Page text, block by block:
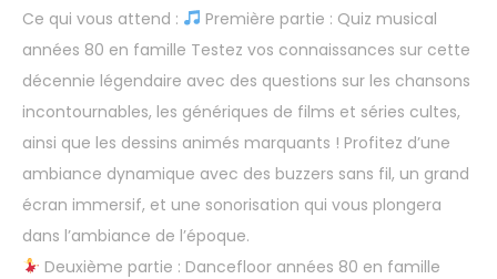
Ce qui vous attend :
Première partie : Quiz musical
années 80 en famille Testez vos connaissances sur cette
décennie légendaire avec des questions sur les chansons
incontournables, les génériques de films et séries cultes,
ainsi que les dessins animés marquants ! Profitez d’une
ambiance dynamique avec des buzzers sans fil, un grand
écran immersif, et une sonorisation qui vous plongera
dans l’ambiance de l’époque.
Deuxième partie : Dancefloor années 80 en famille